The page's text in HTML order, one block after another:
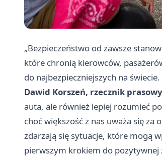
„Bezpieczeństwo od zawsze
które chronią kierowców,
do najbezpieczniejszych na
Dawid Korszeń, rzecznik
auta, ale również lepiej rozumieć
choć większość z nas uważa się
zdarzają się sytuacje, które mogą
pierwszym krokiem do pozytywnej